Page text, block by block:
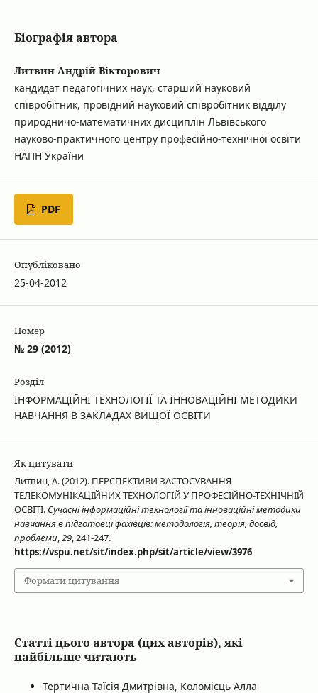
Біографія автора
Литвин Андрій Вікторович
кандидат педагогічних наук, старший науковий
співробітник, провідний науковий співробітник відділу
природничо-математичних дисциплін Львівського
науково-практичного центру професійно-технічної освіти
НАПН України
PDF
Опубліковано
25-04-2012
Номер
№ 29 (2012)
Розділ
ІНФОРМАЦІЙНІ ТЕХНОЛОГІЇ ТА ІННОВАЦІЙНІ МЕТОДИКИ
НАВЧАННЯ В ЗАКЛАДАХ ВИЩОЇ ОСВІТИ
Як цитувати
Литвин, А. (2012). ПЕРСПЕКТИВИ ЗАСТОСУВАННЯ
ТЕЛЕКОМУНІКАЦІЙНИХ ТЕХНОЛОГІЙ У ПРОФЕСІЙНО-ТЕХНІЧНІЙ
ОСВІТІ. Сучасні інформаційні технології та інноваційні методики
навчання в підготовці фахівців: методологія, теорія, досвід,
проблеми,29, 241-247.
https://vspu.net/sit/index.php/sit/article/view/3976
Формати цитування
Статті цього автора (цих авторів), які
найбільше читають
Тертична Таїсія Дмитрівна, Коломієць Алла